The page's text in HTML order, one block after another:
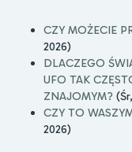
CZY MOŻECIE
2026)
DLACZEGO
UFO TAK
ZNAJOMYM?
CZY TO
2026)